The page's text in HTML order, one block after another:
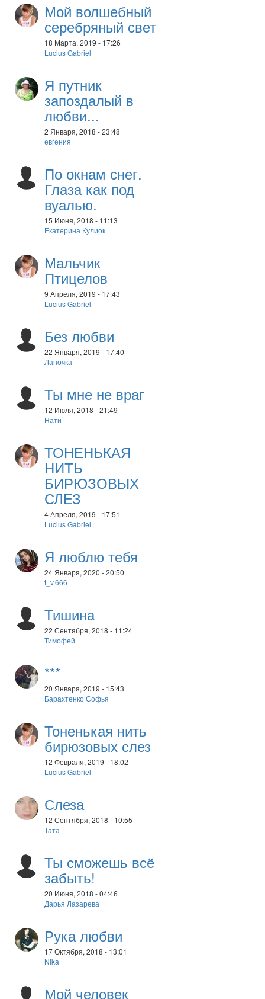
Мой волшебный
серебряный свет
18 Марта, 2019 - 17:26
Lucius Gabriel
Я путник
запоздалый в
любви...
2 Января, 2018 - 23:48
евгения
По окнам снег.
Глаза как под
вуалью.
15 Июня, 2018 - 11:13
Екатерина Кулиок
Мальчик
Птицелов
9 Апреля, 2019 - 17:43
Lucius Gabriel
Без любви
22 Января, 2019 - 17:40
Ланочка
Ты мне не враг
12 Июля, 2018 - 21:49
Нати
ТОНЕНЬКАЯ
НИТЬ
БИРЮЗОВЫХ
СЛЕЗ
4 Апреля, 2019 - 17:51
Lucius Gabriel
Я люблю тебя
24 Января, 2020 - 20:50
t_v.666
Тишина
22 Сентября, 2018 - 11:24
Тимофей
***
20 Января, 2019 - 15:43
Барахтенко Софья
Тоненькая нить
бирюзовых слез
12 Февраля, 2019 - 18:02
Lucius Gabriel
Слеза
12 Сентября, 2018 - 10:55
Тата
Ты сможешь всё
забыть!
20 Июня, 2018 - 04:46
Дарья Лазарева
Рука любви
17 Октября, 2018 - 13:01
Nika
Мой человек